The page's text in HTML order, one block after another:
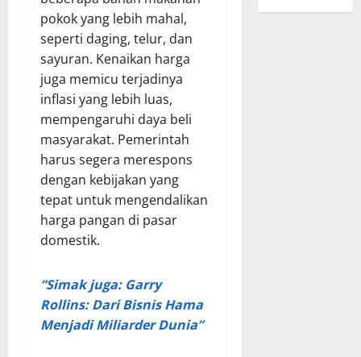
pokok yang lebih mahal,
seperti daging, telur, dan
sayuran. Kenaikan harga
juga memicu terjadinya
inflasi yang lebih luas,
mempengaruhi daya beli
masyarakat. Pemerintah
harus segera merespons
dengan kebijakan yang
tepat untuk mengendalikan
harga pangan di pasar
domestik.
“Simak juga: Garry
Rollins: Dari Bisnis Hama
Menjadi Miliarder Dunia”